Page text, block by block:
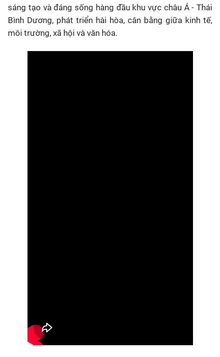
sáng tạo và đáng sống hàng đầu khu vực châu Á - Thái
Bình Dương, phát triển hài hòa, cân bằng giữa kinh tế,
môi trường, xã hội và văn hóa.